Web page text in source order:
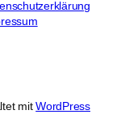
mitWordPress